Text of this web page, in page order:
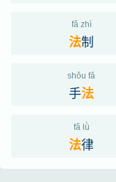
fǎ zhì
法制
shǒu fǎ
手法
fǎ lǜ
法律